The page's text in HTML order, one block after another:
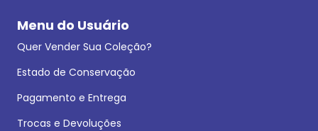
Menu do Usuário
Quer Vender Sua Coleção?
Estado de Conservação
Pagamento e Entrega
Trocas e Devoluções